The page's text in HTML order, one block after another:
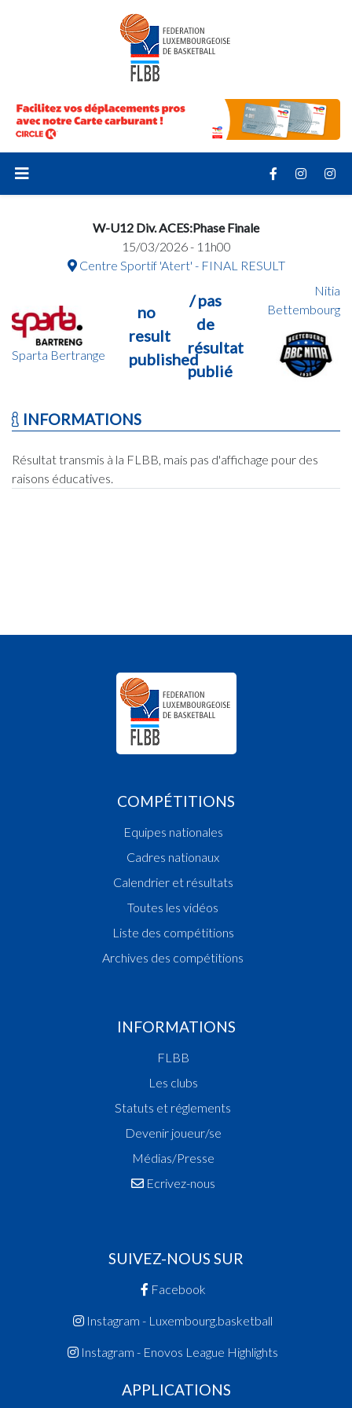
W-U12 Div. ACES:Phase Finale
15/03/2026 - 11h00
Centre Sportif 'Atert' - FINAL RESULT
Sparta Bertrange
no
result
published
/ pas
de
résultat
publié
Nitia
Bettembourg
INFORMATIONS
Résultat transmis à la FLBB, mais pas d'affichage pour des
raisons éducatives.
COMPÉTITIONS
Equipes nationales
Cadres nationaux
Calendrier et résultats
Toutes les vidéos
Liste des compétitions
Archives des compétitions
INFORMATIONS
FLBB
Les clubs
Statuts et réglements
Devenir joueur/se
Médias/Presse
Ecrivez-nous
SUIVEZ-NOUS SUR
Facebook
Instagram - Luxembourg.basketball
Instagram - Enovos League Highlights
APPLICATIONS